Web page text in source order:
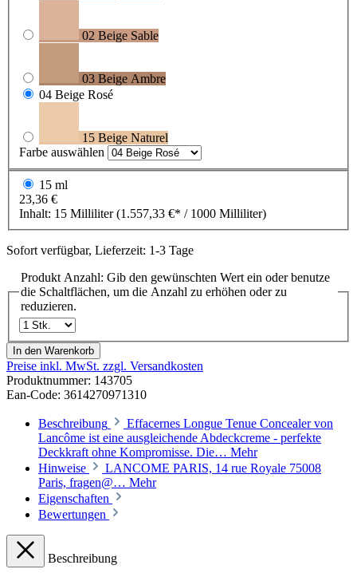
02 Beige Sable
03 Beige Ambre
04 Beige Rosé
15 Beige Naturel
Farbe auswählen
15 ml
23,36 €
Inhalt: 15 Milliliter(1.557,33 €* / 1000 Milliliter)
Sofort verfügbar, Lieferzeit: 1-3 Tage
Produkt Anzahl: Gib den gewünschten Wert ein oder benutze
die Schaltflächen, um die Anzahl zu erhöhen oder zu
reduzieren.
In den Warenkorb
Preise inkl. MwSt. zzgl. Versandkosten
Produktnummer: 143705
Ean-Code: 3614270971310
Beschreibung
Effacernes Longue Tenue Concealer von
Lancôme ist eine ausgleichende Abdeckcreme - perfekte
Deckkraft ohne Kompromisse. Die… Mehr
Hinweise
LANCOME PARIS, 14 rue Royale 75008
Paris, fragen@… Mehr
Eigenschaften
Bewertungen
Beschreibung